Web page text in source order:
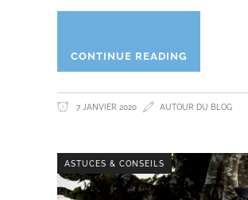
CONTINUE READING
7 JANVIER 2020 AUTOUR DU BLOG
ASTUCES & CONSEILS